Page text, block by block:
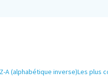
Z-A (alphabétique inverse)Les plus